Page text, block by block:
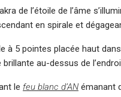
de l’étoile de l’âme
en spirale et
à 5 pointes placée haut
au-dessus de
le feu blanc d’AN émanant